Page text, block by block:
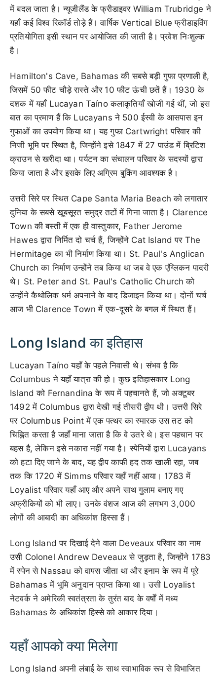
में बदल जाता है। न्यूजीलैंड के फ्रीडाइवर William Trubridge ने
यहाँ कई विश्व रिकॉर्ड तोड़े हैं। वार्षिक Vertical Blue फ्रीडाइविंग
प्रतियोगिता इसी स्थान पर आयोजित की जाती है। प्रवेश निःशुल्क
है।
Hamilton's Cave, Bahamas की सबसे बड़ी गुफा प्रणाली है,
जिसमें 50 फीट चौड़े रास्ते और 10 फीट ऊंची छतें हैं। 1930 के
दशक में यहाँ Lucayan Taíno कलाकृतियाँ खोजी गई थीं, जो इस
बात का प्रमाण हैं कि Lucayans ने 500 ईस्वी के आसपास इन
गुफाओं का उपयोग किया था। यह गुफा Cartwright परिवार की
निजी भूमि पर स्थित है, जिन्होंने इसे 1847 में 27 पाउंड में ब्रिटिश
क्राउन से खरीदा था। पर्यटन का संचालन परिवार के सदस्यों द्वारा
किया जाता है और इसके लिए अग्रिम बुकिंग आवश्यक है।
उत्तरी सिरे पर स्थित Cape Santa Maria Beach को लगातार
दुनिया के सबसे खूबसूरत समुद्र तटों में गिना जाता है। Clarence
Town की बस्ती में एक ही वास्तुकार, Father Jerome
Hawes द्वारा निर्मित दो चर्च हैं, जिन्होंने Cat Island पर The
Hermitage का भी निर्माण किया था। St. Paul's Anglican
Church का निर्माण उन्होंने तब किया था जब वे एक एंग्लिकन पादरी
थे। St. Peter and St. Paul's Catholic Church को
उन्होंने कैथोलिक धर्म अपनाने के बाद डिजाइन किया था। दोनों चर्च
आज भी Clarence Town में एक-दूसरे के बगल में स्थित हैं।
Long Island का इतिहास
Lucayan Taíno यहाँ के पहले निवासी थे। संभव है कि
Columbus ने यहाँ यात्रा की हो। कुछ इतिहासकार Long
Island को Fernandina के रूप में पहचानते हैं, जो अक्टूबर
1492 में Columbus द्वारा देखी गई तीसरी द्वीप थी। उत्तरी सिरे
पर Columbus Point में एक पत्थर का स्मारक उस तट को
चिह्नित करता है जहाँ माना जाता है कि वे उतरे थे। इस पहचान पर
बहस है, लेकिन इसे नकारा नहीं गया है। स्पेनियों द्वारा Lucayans
को हटा दिए जाने के बाद, यह द्वीप काफी हद तक खाली रहा, जब
तक कि 1720 में Simms परिवार यहाँ नहीं आया। 1783 में
Loyalist परिवार यहाँ आए और अपने साथ गुलाम बनाए गए
अफ्रीकियों को भी लाए। उनके वंशज आज की लगभग 3,000
लोगों की आबादी का अधिकांश हिस्सा हैं।
Long Island पर दिखाई देने वाला Deveaux परिवार का नाम
उसी Colonel Andrew Deveaux से जुड़ता है, जिन्होंने 1783
में स्पेन से Nassau को वापस जीता था और इनाम के रूप में पूरे
Bahamas में भूमि अनुदान प्राप्त किया था। उसी Loyalist
नेटवर्क ने अमेरिकी स्वतंत्रता के तुरंत बाद के वर्षों में मध्य
Bahamas के अधिकांश हिस्से को आकार दिया।
यहाँ आपको क्या मिलेगा
Long Island अपनी लंबाई के साथ स्वाभाविक रूप से विभाजित